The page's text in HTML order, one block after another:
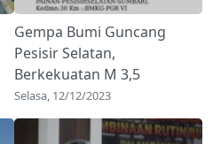
Gempa Bumi Guncang
Pesisir Selatan,
Berkekuatan M 3,5
Selasa, 12/12/2023